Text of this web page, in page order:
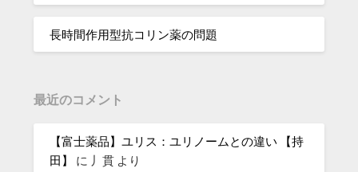
長時間作用型抗コリン薬の問題
最近のコメント
【富士薬品】ユリス：ユリノームとの違い 【持
田】
に 丿貫 より